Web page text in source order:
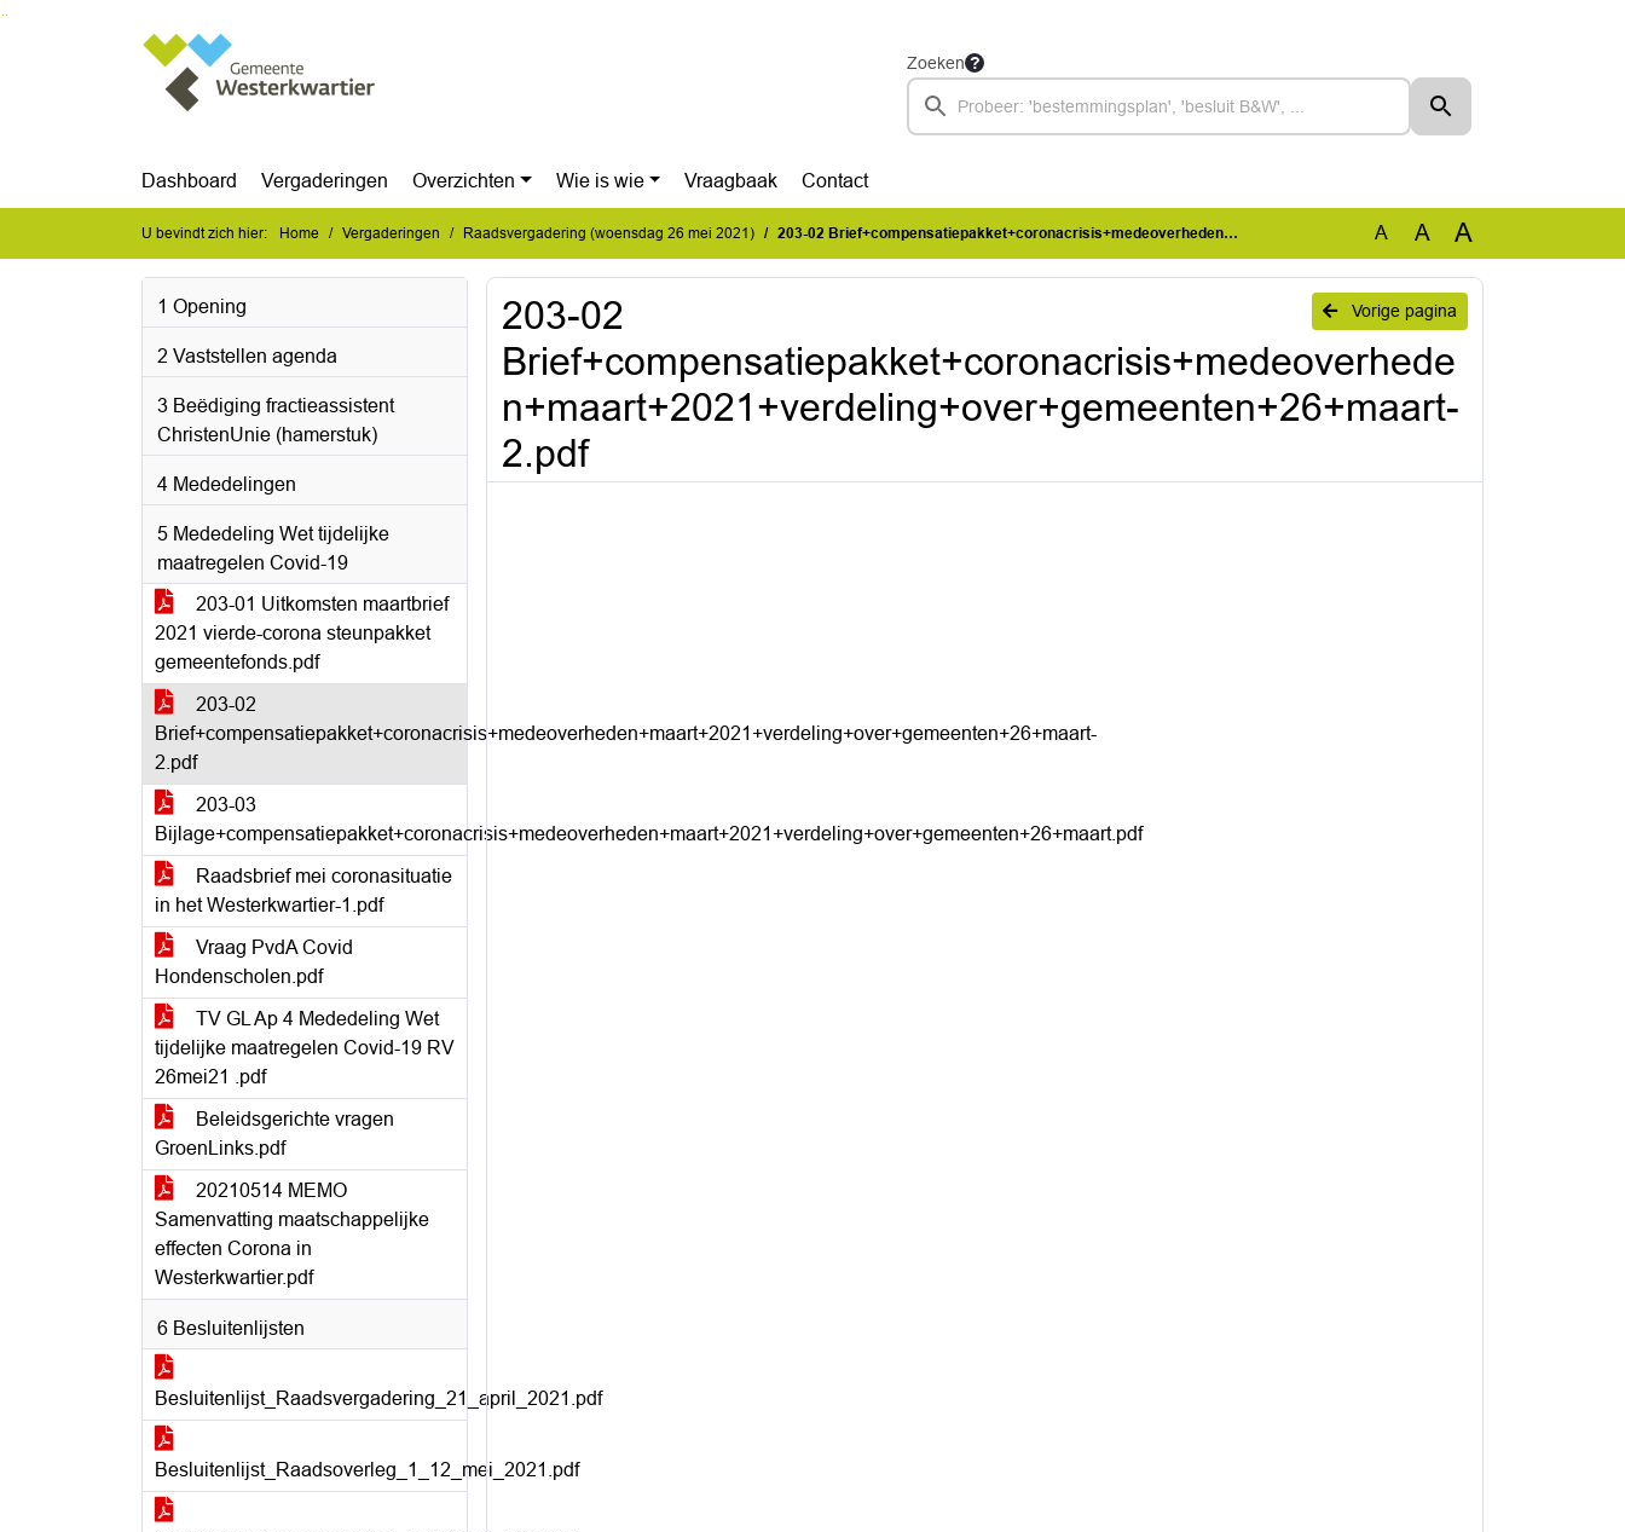
Zoeken
Dashboard Vergaderingen Overzichten Wie is wie Vraagbaak Contact
U bevindt zich hier: Home Vergaderingen Raadsvergadering (woensdag 26 mei 2021) 203-02 Brief+compensatiepakket+coronacrisis+medeoverheden+maart+2021+verdeling+over+gemeenten+26+maart-2.pdf A A A
1 Opening
2 Vaststellen agenda
3 Beëdiging fractieassistent
ChristenUnie (hamerstuk)
4 Mededelingen
5 Mededeling Wet tijdelijke
maatregelen Covid-19
203-01 Uitkomsten maartbrief
2021 vierde-corona steunpakket
gemeentefonds.pdf
203-02
Brief+compensatiepakket+coronacrisis+medeoverheden+maart+2021+verdeling+over+gemeenten+26+maart-
2.pdf
203-03
Bijlage+compensatiepakket+coronacrisis+medeoverheden+maart+2021+verdeling+over+gemeenten+26+maart.pdf
Raadsbrief mei coronasituatie
in het Westerkwartier-1.pdf
Vraag PvdA Covid
Hondenscholen.pdf
TV GL Ap 4 Mededeling Wet
tijdelijke maatregelen Covid-19 RV
26mei21 .pdf
Beleidsgerichte vragen
GroenLinks.pdf
20210514 MEMO
Samenvatting maatschappelijke
effecten Corona in
Westerkwartier.pdf
6 Besluitenlijsten
Besluitenlijst_Raadsvergadering_21_april_2021.pdf
Besluitenlijst_Raadsoverleg_1_12_mei_2021.pdf
Vorige pagina
203-02
Brief+compensatiepakket+coronacrisis+medeoverhede
n+maart+2021+verdeling+over+gemeenten+26+maart-
2.pdf